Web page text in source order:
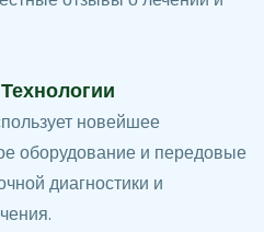
новейшее
оборудование и передовые
диагностики и